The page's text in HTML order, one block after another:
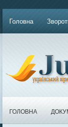
Головна
ГОЛОВНА